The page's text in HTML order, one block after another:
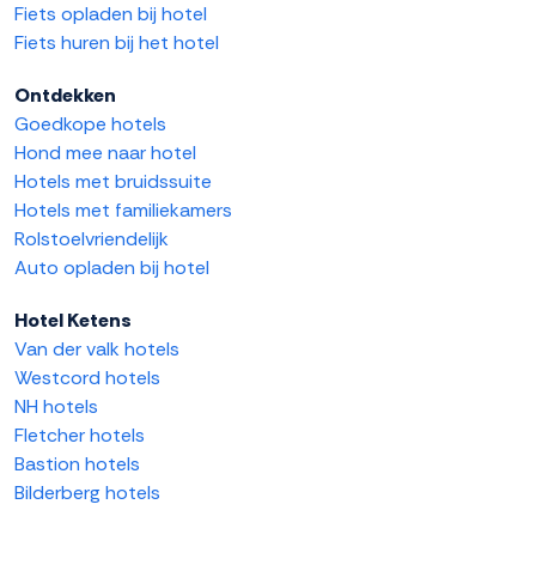
Fiets opladen bij hotel
Fiets huren bij het hotel
Ontdekken
Goedkope hotels
Hond mee naar hotel
Hotels met bruidssuite
Hotels met familiekamers
Rolstoelvriendelijk
Auto opladen bij hotel
Hotel Ketens
Van der valk hotels
Westcord hotels
NH hotels
Fletcher hotels
Bastion hotels
Bilderberg hotels